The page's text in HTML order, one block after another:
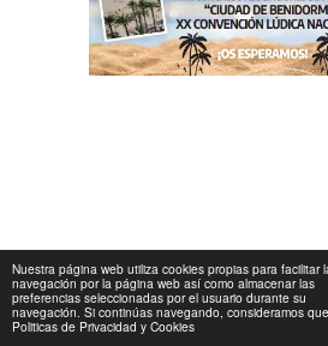
Nuestra página web utiliza cookies propias para facilitar
navegación por la página web así como almacenar las
preferencias seleccionadas por el usuario durante su
navegación. Si continúas navegando, consideramos
Politicas de Privacidad y Cookies